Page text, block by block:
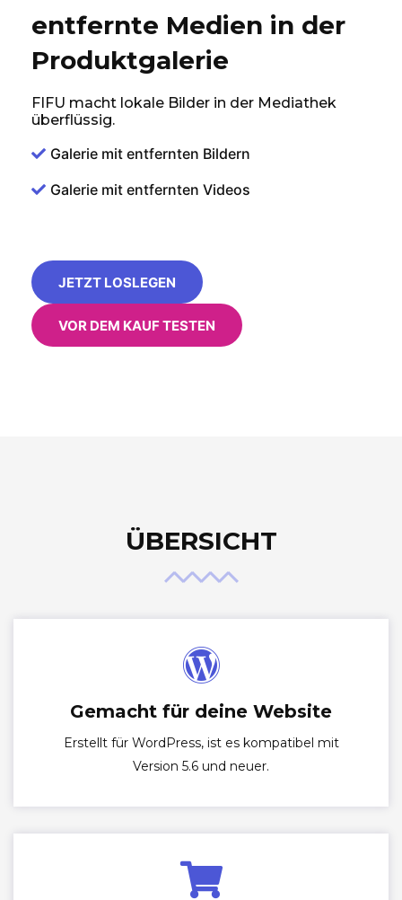
entfernte Medien in der
Produktgalerie
FIFU macht lokale Bilder in der Mediathek
überflüssig.
Galerie mit entfernten Bildern
Galerie mit entfernten Videos
JETZT LOSLEGEN
VOR DEM KAUF TESTEN
ÜBERSICHT
Gemacht für deine Website
Erstellt für WordPress, ist es kompatibel mit
Version 5.6 und neuer.